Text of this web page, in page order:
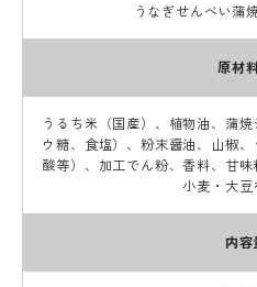
うなぎせんべい蒲
原材
うるち米（国産）、植物油、蒲
ウ糖、食塩）、粉末醤油、山椒
酸等）、加工でん粉、香料、甘
小麦・大豆
内容